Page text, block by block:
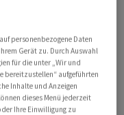
sich auf MESZ.
dpa-
am Main.
personenbezogene Daten
Gerät zu. Durch Auswahl
für die unter „Wir und
bereitzustellen“ aufgeführten
Inhalte und Anzeigen
dieses Menü jederzeit
Ihre Einwilligung zu